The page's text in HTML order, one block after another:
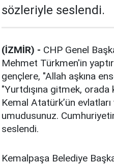
sözleriyle seslendi.
(İZMİR) - CHP Genel
Mehmet Türkmen'in
gençlere, "Allah aşkına
"Yurtdışına gitmek,
Kemal Atatürk’ün
umudusunuz.
seslendi.
Kemalpaşa Belediye